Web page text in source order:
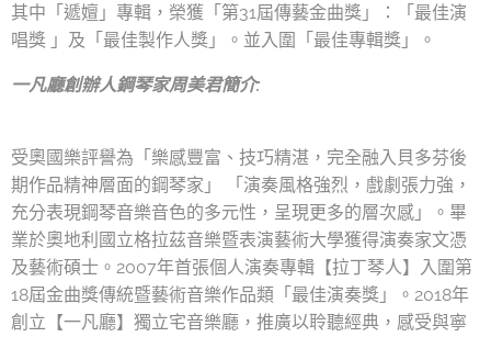
其中「遞嬗」專輯，榮獲「第31屆傳藝金曲獎」：「最佳演
唱獎 」及「最佳製作人獎」。並入圍「最佳專輯獎」。
一凡廳創辦人鋼琴家周美君簡介:
受奧國樂評譽為「樂感豐富、技巧精湛，完全融入貝多芬後
期作品精神層面的鋼琴家」 「演奏風格強烈，戲劇張力強，
充分表現鋼琴音樂音色的多元性，呈現更多的層次感」。畢
業於奧地利國立格拉茲音樂暨表演藝術大學獲得演奏家文憑
及藝術碩士。2007年首張個人演奏專輯【拉丁琴人】入圍第
18屆金曲獎傳統暨藝術音樂作品類「最佳演奏獎」。2018年
創立【一凡廳】獨立宅音樂廳，推廣以聆聽經典，感受與寧